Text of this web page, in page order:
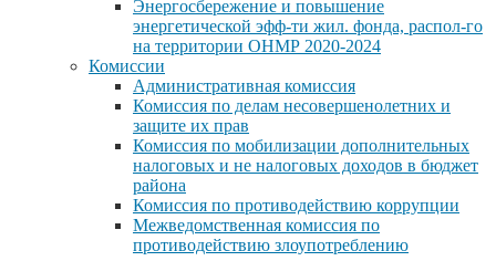
Энергосбережение и повышение
энергетической эфф-ти жил. фонда, распол-го
на территории ОНМР 2020-2024
Комиссии
Административная комиссия
Комиссия по делам несовершенолетних и
защите их прав
Комиссия по мобилизации дополнительных
налоговых и не налоговых доходов в бюджет
района
Комиссия по противодействию коррупции
Межведомственная комиссия по
противодействию злоупотреблению